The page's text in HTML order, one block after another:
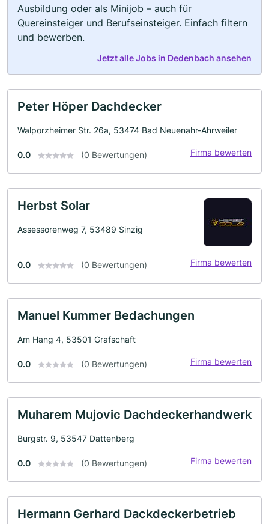
Ausbildung oder als Minijob – auch für
Quereinsteiger und Berufseinsteiger. Einfach filtern
und bewerben.
Jetzt alle Jobs in Dedenbach ansehen
Peter Höper Dachdecker
Walporzheimer Str. 26a, 53474 Bad Neuenahr-Ahrweiler
0.0 (0 Bewertungen) Firma bewerten
Herbst Solar
Assessorenweg 7, 53489 Sinzig
0.0 (0 Bewertungen) Firma bewerten
Manuel Kummer Bedachungen
Am Hang 4, 53501 Grafschaft
0.0 (0 Bewertungen) Firma bewerten
Muharem Mujovic Dachdeckerhandwerk
Burgstr. 9, 53547 Dattenberg
0.0 (0 Bewertungen) Firma bewerten
Hermann Gerhard Dackdeckerbetrieb